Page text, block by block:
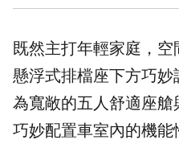
既然主打年輕家庭，空
懸浮式排檔座下方巧
為寬敞的五人舒適座艙
巧妙配置車室內的機能